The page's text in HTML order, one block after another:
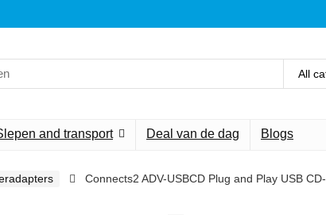
All
and transport Deal van de dag Blogs
Connects2 ADV-USBCD Plug and Play USB